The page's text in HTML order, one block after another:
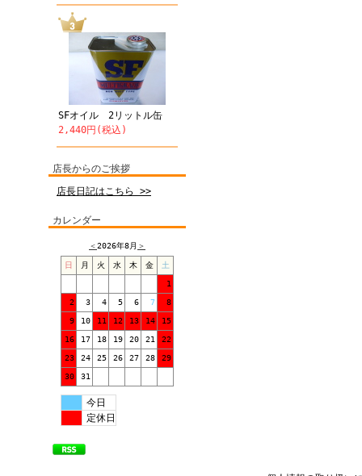
SFオイル 2リットル缶
2,440円(税込)
店長からのご挨拶
店長日記はこちら >>
カレンダー
＜2026年8月 ＞
日 月 火 水 木 金 土
1
2 3 4 5 6 7 8
9 10 11 12 13 14 15
16 17 18 19 20 21 22
23 24 25 26 27 28 29
30 31
今日
定休日